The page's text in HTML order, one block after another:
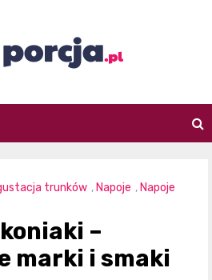
trunków , Napoje , Napoje
–
marki i smaki